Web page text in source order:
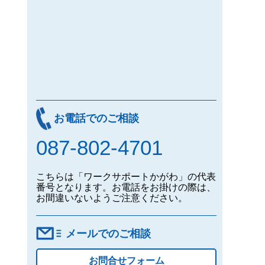
お電話でのご相談
087-802-4701
こちらは「ワークサポートかがわ」の代表
番号となります。お電話をお掛けの際は、
お間違いないようご注意ください。
メールでのご相談
お問合せフォーム